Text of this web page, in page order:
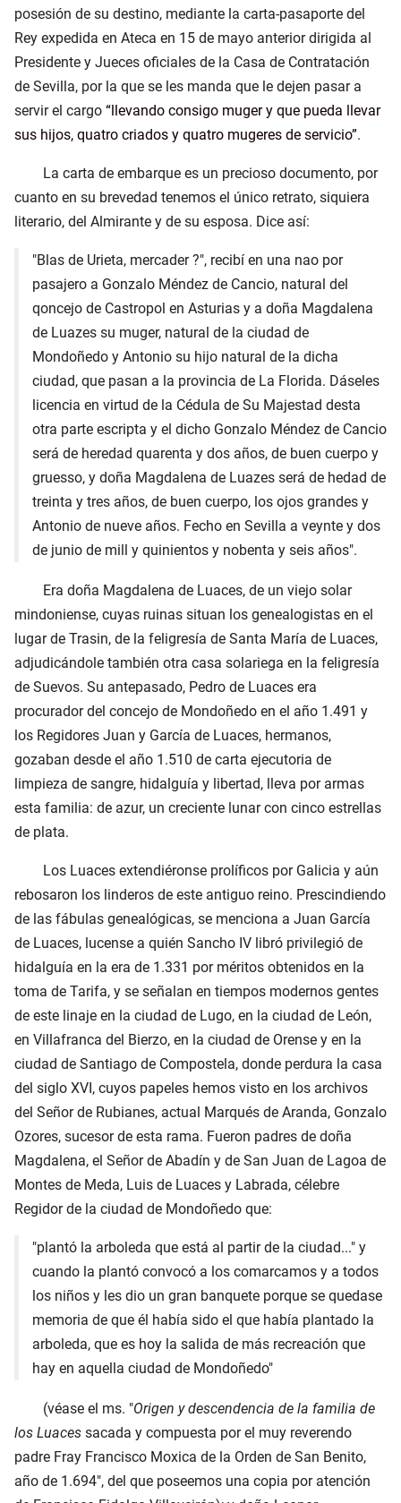
posesión de su destino, mediante la carta-pasaporte del
Rey expedida en Ateca en 15 de mayo anterior dirigida al
Presidente y Jueces oficiales de la Casa de Contratación
de Sevilla, por la que se les manda que le dejen pasar a
servir el cargo
llevando consigo muger y que pueda llevar
sus hijos, quatro criados y quatro mugeres de servicio .
La carta de embarque es un precioso documento, por
cuanto en su brevedad tenemos el único retrato, siquiera
literario, del Almirante y de su esposa. Dice así:
"Blas de Urieta, mercader ?", recibí en una nao por
pasajero a Gonzalo Méndez de Cancio, natural del
qoncejo de Castropol en Asturias y a doña Magdalena
de Luazes su muger, natural de la ciudad de
Mondoñedo y Antonio su hijo natural de la dicha
ciudad, que pasan a la provincia de La Florida. Dáseles
licencia en virtud de la Cédula de Su Majestad desta
otra parte escripta y el dicho Gonzalo Méndez de Cancio
será de heredad quarenta y dos años, de buen cuerpo y
gruesso, y doña Magdalena de Luazes será de hedad de
treinta y tres años, de buen cuerpo, los ojos grandes y
Antonio de nueve años. Fecho en Sevilla a veynte y dos
de junio de mill y quinientos y nobenta y seis años".
Era doña Magdalena de Luaces, de un viejo solar
mindoniense, cuyas ruinas situan los genealogistas en el
lugar de Trasin, de la feligresía de Santa María de Luaces,
adjudicándole también otra casa solariega en la feligresía
de Suevos. Su antepasado, Pedro de Luaces era
procurador del concejo de Mondoñedo en el año 1.491 y
los Regidores Juan y García de Luaces, hermanos,
gozaban desde el año 1.510 de carta ejecutoria de
limpieza de sangre, hidalguía y libertad, lleva por armas
esta familia: de azur, un creciente lunar con cinco estrellas
de plata.
Los Luaces extendiéronse prolíficos por Galicia y aún
rebosaron los linderos de este antiguo reino. Prescindiendo
de las fábulas genealógicas, se menciona a Juan García
de Luaces, lucense a quién Sancho IV libró privilegió de
hidalguía en la era de 1.331 por méritos obtenidos en la
toma de Tarifa, y se señalan en tiempos modernos gentes
de este linaje en la ciudad de Lugo, en la ciudad de León,
en Villafranca del Bierzo, en la ciudad de Orense y en la
ciudad de Santiago de Compostela, donde perdura la casa
del siglo XVI, cuyos papeles hemos visto en los archivos
del Señor de Rubianes, actual Marqués de Aranda, Gonzalo
Ozores, sucesor de esta rama. Fueron padres de doña
Magdalena, el Señor de Abadín y de San Juan de Lagoa de
Montes de Meda, Luis de Luaces y Labrada, célebre
Regidor de la ciudad de Mondoñedo que:
"plantó la arboleda que está al partir de la ciudad..." y
cuando la plantó convocó a los comarcamos y a todos
los niños y les dio un gran banquete porque se quedase
memoria de que él había sido el que había plantado la
arboleda, que es hoy la salida de más recreación que
hay en aquella ciudad de Mondoñedo"
(véase el ms. "Origen y descendencia de la familia de
los Luaces sacada y compuesta por el muy reverendo
padre Fray Francisco Moxica de la Orden de San Benito,
año de 1.694", del que poseemos una copia por atención